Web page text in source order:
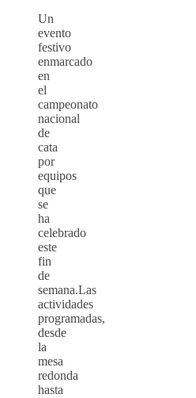
Un
evento
festivo
enmarcado
en
el
campeonato
nacional
de
cata
por
equipos
que
se
ha
celebrado
este
fin
de
semana.Las
actividades
programadas,
desde
la
mesa
redonda
hasta